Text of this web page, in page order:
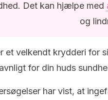
Det kan hjælpe med
og
et velkendt krydderi for
for din huds
har vist, at